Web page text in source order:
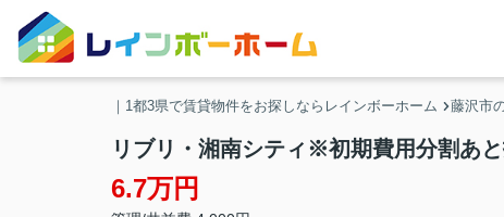
｜1都3県で賃貸物件をお探しならレインボーホーム 藤沢市
リブリ・湘南シティ※初期費用分割あ
6.7万円